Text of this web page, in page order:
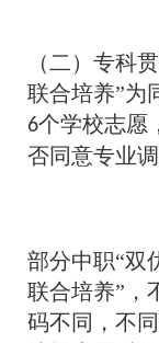
（二）专科
联合培养”为
6个学校志愿
否同意专业调
部分中职“双
联合培养”，
码不同，不